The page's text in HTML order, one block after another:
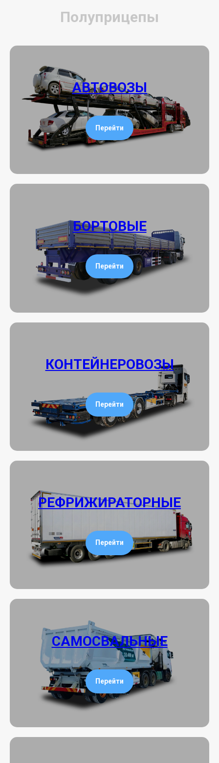
Полуприцепы
АВТОВОЗЫ
Перейти
БОРТОВЫЕ
Перейти
КОНТЕЙНЕРОВОЗЫ
Перейти
РЕФРИЖИРАТОРНЫЕ
Перейти
САМОСВАЛЬНЫЕ
Перейти